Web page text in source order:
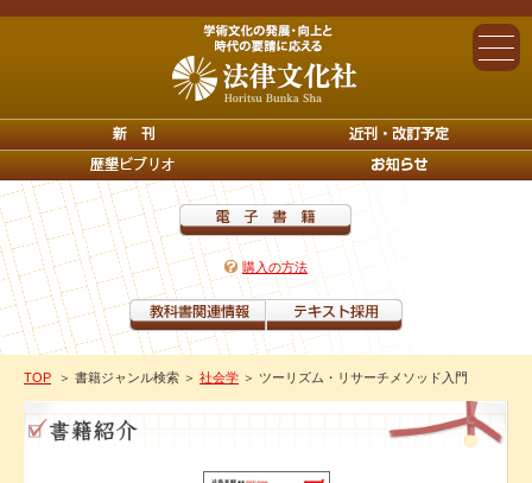
購入の方法
TOP ＞ 書籍ジャンル検索 ＞ 社会学 ＞ ツーリズム・リサーチメソッド入門